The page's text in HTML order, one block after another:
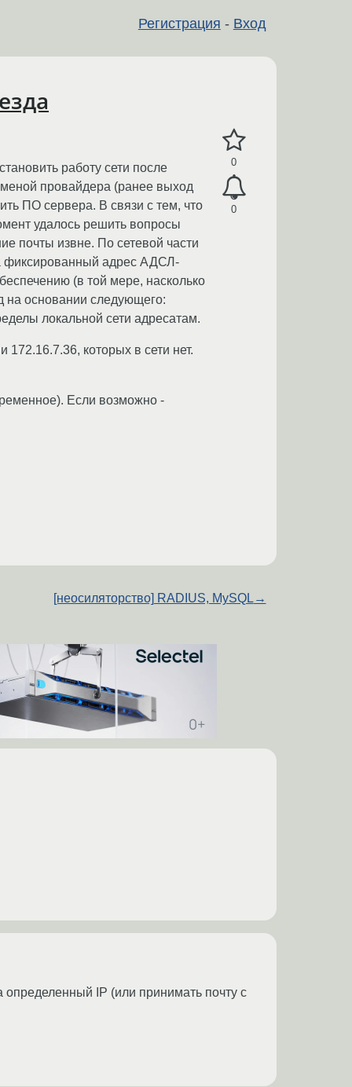
Регистрация - Вход
0
0
работу сети после
провайдера (ранее выход
ПО сервера. В связи с тем, что
удалось решить вопросы
почты извне. По сетевой части
фиксированный адрес АДСЛ-
(в той мере, насколько
на основании следующего:
локальной сети адресатам.
которых в сети нет.
Если возможно -
[неосиляторство] RADIUS, MySQL →
IP (или принимать почту с